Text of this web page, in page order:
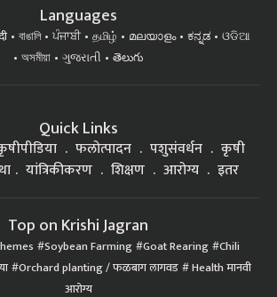
Languages
বাঙালি ਪੰਜਾਬੀ தமிழ் മലയാളം ಕನ್ನಡ
ଓଡିଆ
অসমীয়া
ગુજરાતી తెలుగు
Quick Links
फलोत्पादन पशुसंवर्धन
कृषी
यांत्रिकीकरण शिक्षण आरोग्य इतर
Top on Krishi Jagran
Soybean Farming Goat Rearing Chili
Orchard planting / फळबाग लागवड Health मानवी
आरोग्य